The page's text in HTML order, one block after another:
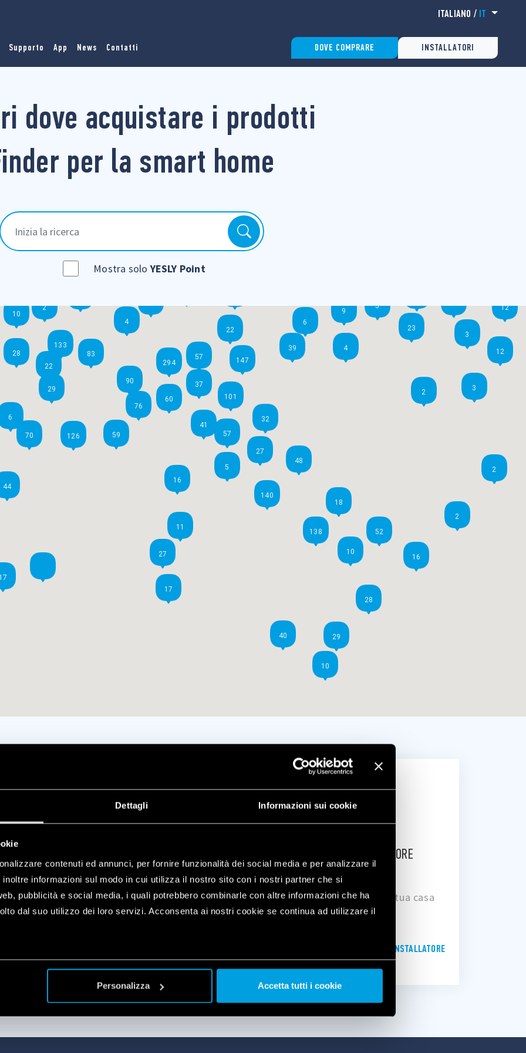
Dettagli Informazioni sui cookie
contenuti ed annunci, per fornire funzionalità dei social media e per analizzare il
informazioni sul modo in cui utilizza il nostro sito con i nostri partner che si
pubblicità e social media, i quali potrebbero combinarle con altre informazioni che ha
dal suo utilizzo dei loro servizi. Acconsenta ai nostri cookie se continua ad utilizzare il
a
Personalizza Accetta tutti i cookie
ITALIANO / IT
Supporto App News Contatti DOVE COMPRARE INSTALLATORI
dove acquistare i prodotti
per la smart home
Mostra soloYESLY Point
126
101
138
140
2
294
133
60
48
52
18
28
70
83
90
17
59
40
28
147
57
37
76
39
17
22
10
44
29
29
22
12
12
10
16
2
3
27
32
27
57
41
11
6
23
3
5
10
2
4
16
9
6
2
5
4
all’interno della rete di
potrai trovare consulenza e
per dimostrare le
personale competente e
soluzione per il tuo impianto.
sempre disponibile all’acquisto,
CERCHI UN INSTALLATORE
SPECIALIZZATO?
Trova un installatore per la tua casa
smart
TROVA L’INSTALLATORE